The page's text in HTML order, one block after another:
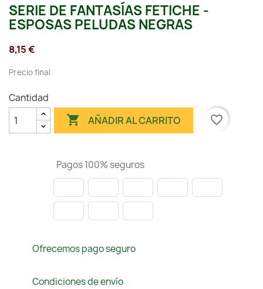
SERIE DE FANTASÍAS FETICHE -
ESPOSAS PELUDAS NEGRAS
8,15 €
Precio final
Cantidad
 AÑADIR AL CARRITO favorite_border
Pagos 100% seguros
Ofrecemos pago seguro
Condiciones de envío